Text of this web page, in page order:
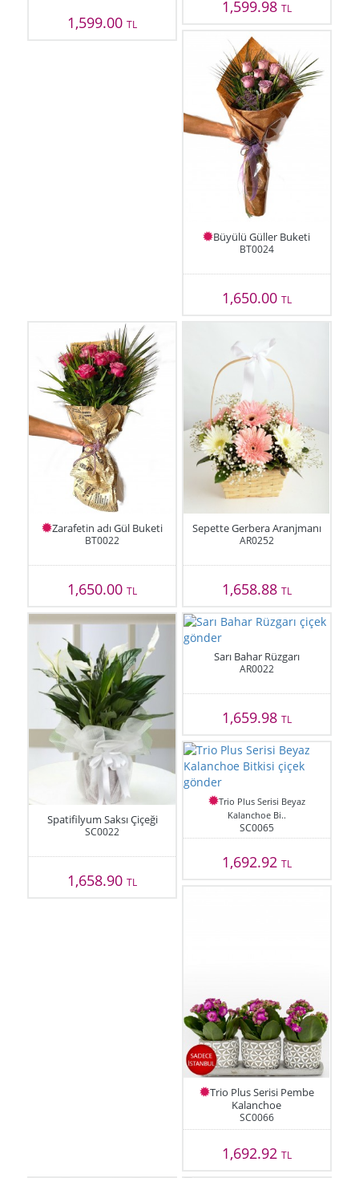
1,599.00TL
1,599.98 TL
Büyülü Güller Buketi
BT0024
1,650.00 TL
Zarafetin adı Gül Buketi
BT0022
1,650.00TL
Sepette Gerbera Aranjmanı
AR0252
1,658.88 TL
Spatifilyum Saksı Çiçeği
SC0022
1,658.90TL
Sarı Bahar Rüzgarı
AR0022
1,659.98 TL
Trio Plus Serisi Beyaz
Kalanchoe Bi..
SC0065
1,692.92 TL
Trio Plus Serisi Pembe
Kalanchoe
SC0066
1,692.92 TL